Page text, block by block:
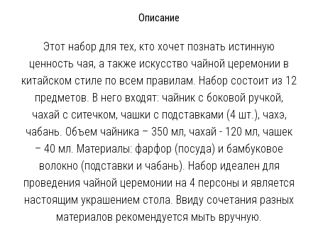
Описание
Этот набор для тех, кто хочет познать истинную
ценность чая, а также искусство чайной церемонии в
китайском стиле по всем правилам. Набор состоит из 12
предметов. В него входят: чайник с боковой ручкой,
чахай с ситечком, чашки с подставками (4 шт.), чахэ,
чабань. Объем чайника – 350 мл, чахай - 120 мл, чашек
– 40 мл. Материалы: фарфор (посуда) и бамбуковое
волокно (подставки и чабань). Набор идеален для
проведения чайной церемонии на 4 персоны и является
настоящим украшением стола. Ввиду сочетания разных
материалов рекомендуется мыть вручную.